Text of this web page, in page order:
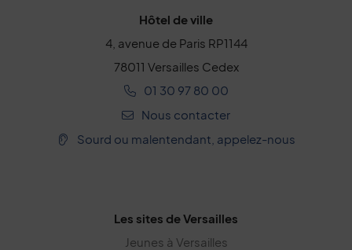
Hôtel de ville
4, avenue de Paris RP1144
78011 Versailles Cedex
01 30 97 80 00
Nous contacter
Sourd ou malentendant, appelez-nous
Les sites de Versailles
Jeunes à Versailles